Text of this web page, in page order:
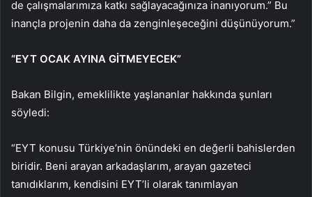
de çalışmalarımıza katkı sağlayacağınıza inanıyorum.” Bu
inançla projenin daha da zenginleşeceğini düşünüyorum.”
“EYT OCAK AYINA GİTMEYECEK”
Bakan Bilgin, emeklilikte yaşlananlar hakkında şunları
söyledi:
“EYT konusu Türkiye’nin önündeki en değerli bahislerden
biridir. Beni arayan arkadaşlarım, arayan gazeteci
tanıdıklarım, kendisini EYT’li olarak tanımlayan